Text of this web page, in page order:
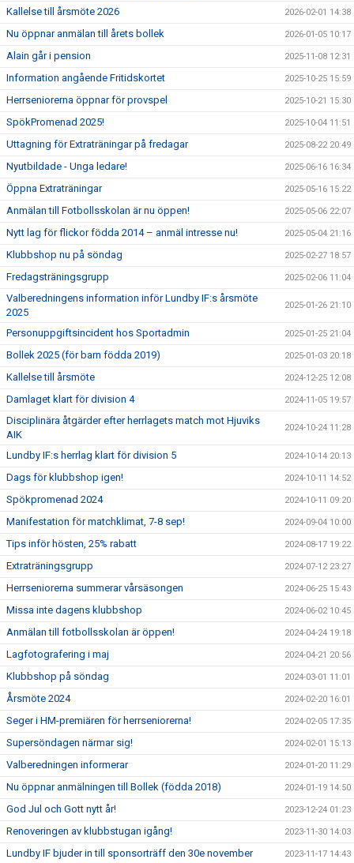
Kallelse till årsmöte 2026 2026-02-01 14:38
Nu öppnar anmälan till årets bollek 2026-01-05 10:17
Alain går i pension 2025-11-08 12:31
Information angående Fritidskortet 2025-10-25 15:59
Herrseniorerna öppnar för provspel 2025-10-21 15:30
SpökPromenad 2025! 2025-10-04 11:51
Uttagning för Extraträningar på fredagar 2025-08-22 20:49
Nyutbildade - Unga ledare! 2025-06-16 16:34
Öppna Extraträningar 2025-05-16 15:22
Anmälan till Fotbollsskolan är nu öppen! 2025-05-06 22:07
Nytt lag för flickor födda 2014 – anmäl intresse nu! 2025-05-04 21:16
Klubbshop nu på söndag 2025-02-27 18:57
Fredagsträningsgrupp 2025-02-06 11:04
Valberedningens information inför Lundby IF:s årsmöte
2025
2025-01-26 21:10
Personuppgiftsincident hos Sportadmin 2025-01-25 21:04
Bollek 2025 (för barn födda 2019) 2025-01-03 20:18
Kallelse till årsmöte 2024-12-25 12:08
Damlaget klart för division 4 2024-11-05 19:57
Disciplinära åtgärder efter herrlagets match mot Hjuviks
AIK
2024-10-24 11:28
Lundby IF:s herrlag klart för division 5 2024-10-14 20:13
Dags för klubbshop igen! 2024-10-11 14:52
Spökpromenad 2024 2024-10-11 09:20
Manifestation för matchklimat, 7-8 sep! 2024-09-04 10:00
Tips inför hösten, 25% rabatt 2024-08-17 19:22
Extraträningsgrupp 2024-07-12 23:27
Herrseniorerna summerar vårsäsongen 2024-06-25 15:43
Missa inte dagens klubbshop 2024-06-02 10:45
Anmälan till fotbollsskolan är öppen! 2024-04-24 19:18
Lagfotografering i maj 2024-04-21 20:56
Klubbshop på söndag 2024-03-01 11:01
Årsmöte 2024 2024-02-20 16:01
Seger i HM-premiären för herrseniorerna! 2024-02-05 17:35
Supersöndagen närmar sig! 2024-02-01 15:13
Valberedningen informerar 2024-01-20 11:29
Nu öppnar anmälningen till Bollek (födda 2018) 2024-01-19 14:50
God Jul och Gott nytt år! 2023-12-24 01:23
Renoveringen av klubbstugan igång! 2023-11-30 14:03
Lundby IF bjuder in till sponsorträff den 30e november 2023-11-17 14:43